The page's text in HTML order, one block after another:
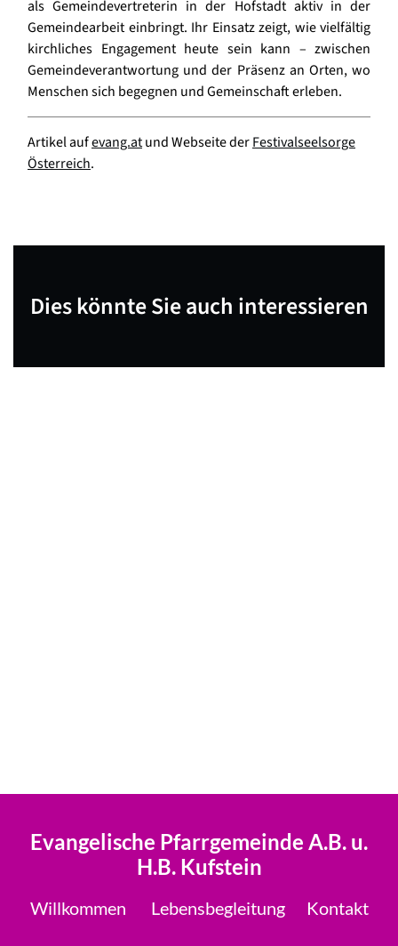
als Gemeindevertreterin in der Hofstadt aktiv in der
Gemeindearbeit einbringt. Ihr Einsatz zeigt, wie vielfältig
kirchliches Engagement heute sein kann – zwischen
Gemeindeverantwortung und der Präsenz an Orten, wo
Menschen sich begegnen und Gemeinschaft erleben.
Artikel aufevang.atund Webseite derFestivalseelsorge
Österreich.
Dies könnte Sie auch interessieren
Evangelische Pfarrgemeinde A.B. u.
H.B. Kufstein
Willkommen Lebensbegleitung Kontakt